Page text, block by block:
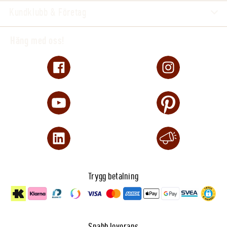
Trygg betalning